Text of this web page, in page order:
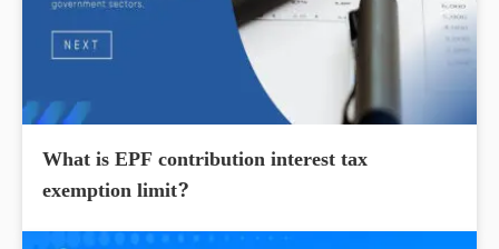
What is EPF contribution interest tax
exemption limit?